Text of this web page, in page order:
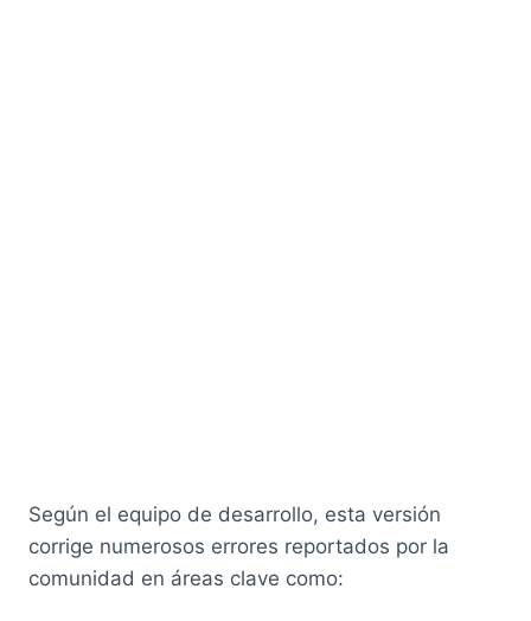
Según el equipo de desarrollo, esta versión
corrige numerosos errores reportados por la
comunidad en áreas clave como: